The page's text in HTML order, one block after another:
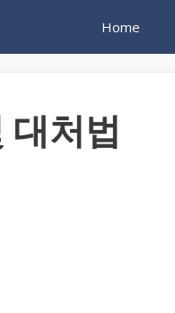
Home
대처법